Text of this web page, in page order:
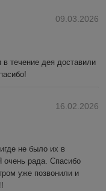
09.03.2026
течение дея доставили
16.02.2026
не было их в
очень рада. Спасибо
уже позвонили и